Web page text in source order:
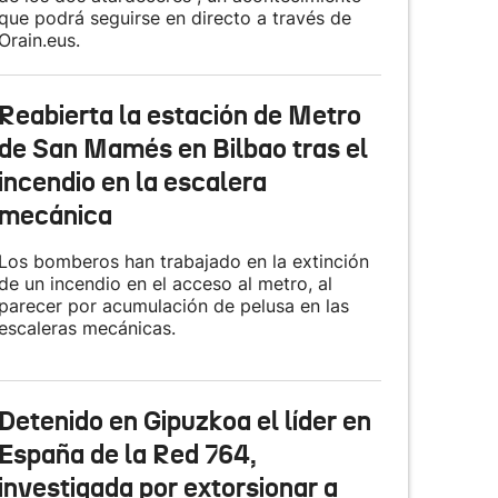
podrá seguirse en directo a través de
la estación de Metro
San Mamés en Bilbao tras el
en la escalera
bomberos han trabajado en la extinción
un incendio en el acceso al metro, al
por acumulación de pelusa en las
mecánicas.
en Gipuzkoa el líder en
de la Red 764,
por extorsionar a